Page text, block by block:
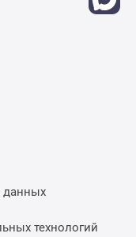
данных
технологий